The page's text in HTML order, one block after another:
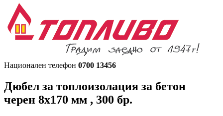
Национален телефон 0700 13456
Дюбел за топлоизолация за бетон
черен 8х170 мм , 300 бр.